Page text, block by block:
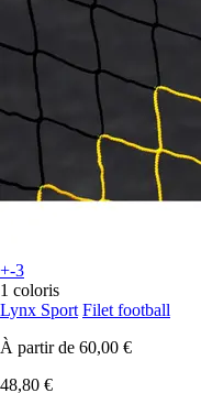
+-3
1 coloris
Lynx Sport Filet football
À partir de 60,00 €
48,80 €